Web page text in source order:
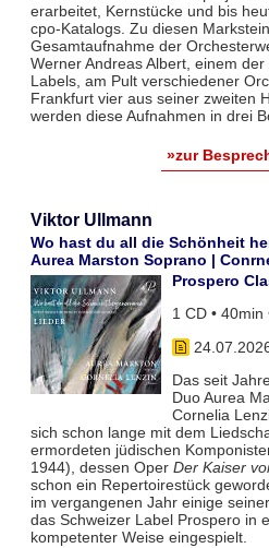
erarbeitet, Kernstücke und bis
cpo-Katalogs. Zu diesen
Gesamtaufnahme der
Werner Andreas Albert, einem der
Labels, am Pult verschiedener
Frankfurt vier aus seiner zweiten
werden diese Aufnahmen in drei
»zur
Viktor Ullmann
Wo hast du all die Schönheit
Aurea Marston Soprano |
Prospero
1 CD • 40min
Das seit
Duo Aurea
Cornelia
sich schon lange mit dem
ermordeten jüdischen
1944), dessen Oper Der Kaiser
schon ein Repertoirestück
im vergangenen Jahr einige
das Schweizer Label Prospero in
kompetenter Weise eingespielt.